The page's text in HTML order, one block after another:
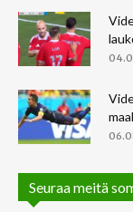
Seuraa meitä